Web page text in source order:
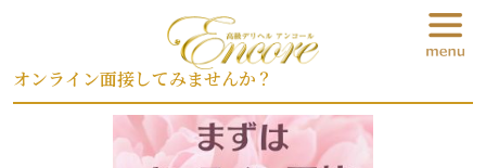
オンライン面接してみませんか？